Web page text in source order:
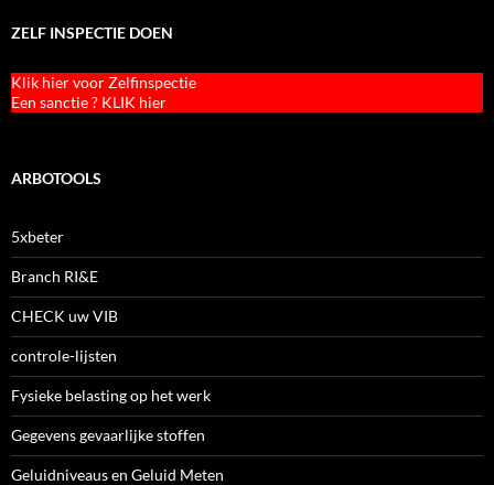
ZELF INSPECTIE DOEN
Klik hier voor Zelfinspectie
Een sanctie ? KLIK hier
ARBOTOOLS
5xbeter
Branch RI&E
CHECK uw VIB
controle-lijsten
Fysieke belasting op het werk
Gegevens gevaarlijke stoffen
Geluidniveaus en Geluid Meten